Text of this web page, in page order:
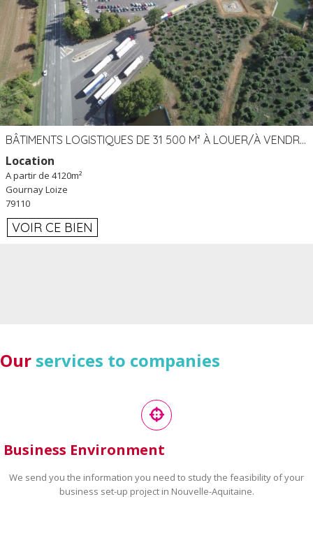
BÂTIMENTS LOGISTIQUES DE 31 500 M² À LOUER/À VENDRE SUR UN SITE DE 17 HA (79)
Location
A partir de 4120m²
Gournay Loize
79110
VOIR CE BIEN
Our services to companies
Business Environment
We send you the information you need to study the feasibility of your
business set-up project in Nouvelle-Aquitaine.